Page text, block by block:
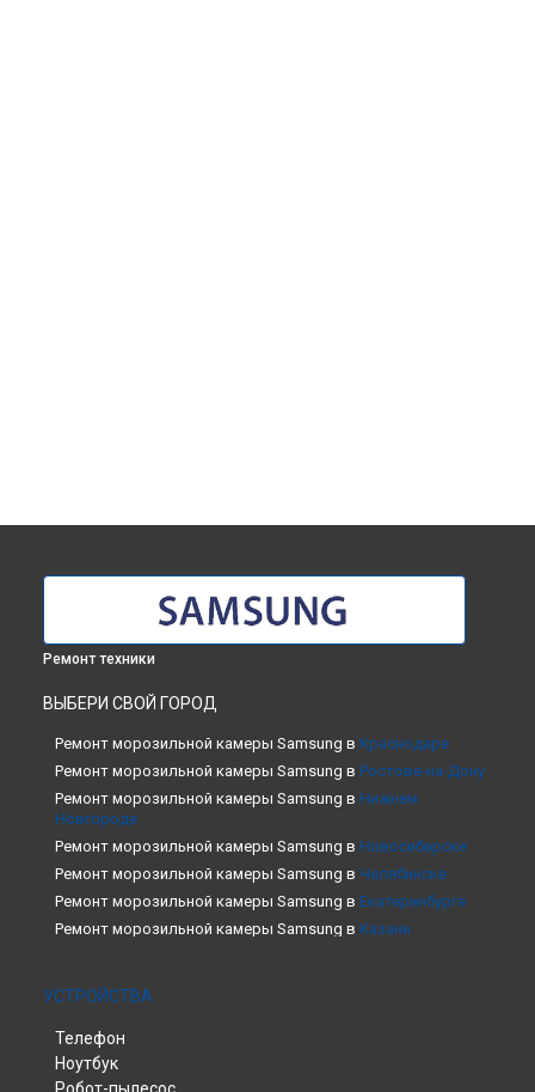
Ремонт техники
ВЫБЕРИ СВОЙ ГОРОД
Ремонт морозильной камеры Samsung в Краснодаре
Ремонт морозильной камеры Samsung в Ростове-на-Дону
Ремонт морозильной камеры Samsung в Нижнем
Новгороде
Ремонт морозильной камеры Samsung в Новосибирске
Ремонт морозильной камеры Samsung в Челябинске
Ремонт морозильной камеры Samsung в Екатеринбурге
Ремонт морозильной камеры Samsung в Казани
Ремонт морозильной камеры Samsung в
Ремонт морозильной камеры Samsung в
Ремонт морозильной камеры Samsung в
УСТРОЙСТВА
Телефон
Ноутбук